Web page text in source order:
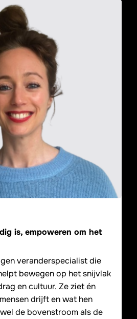
is, empoweren om het
veranderspecialist die
bewegen op het snijvlak
en cultuur. Ze ziet én
drijft en wat hen
de bovenstroom als de